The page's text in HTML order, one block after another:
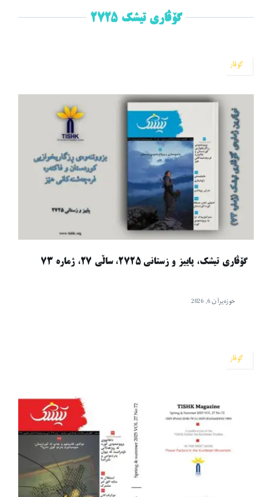
گۆڤاری تیشک ٢٧٢٥
گۆڤار
گۆڤاری تیشک، پاییز و زستانی ٢٧٢٥، ساڵی ٢٧، ژماره ٧٣
حوزه‌یران 6, 2026
گۆڤار